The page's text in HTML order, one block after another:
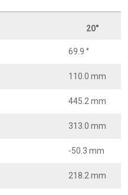
20"
69.9 °
110.0 mm
445.2 mm
313.0 mm
-50.3 mm
218.2 mm